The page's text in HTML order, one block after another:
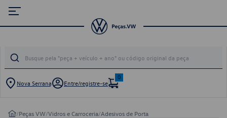
Nova Serrana Entre/registre-se
0
/Peças VW/Vidros e Carroceria/Adesivos de Porta